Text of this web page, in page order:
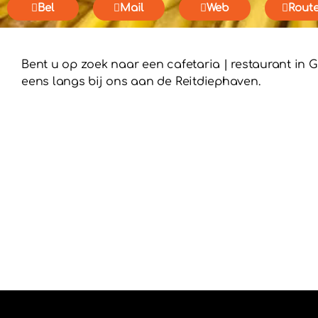
Bel Mail Web
Bent u op zoek naar een cafetaria | restaurant in
eens langs bij ons aan de Reitdiephaven.